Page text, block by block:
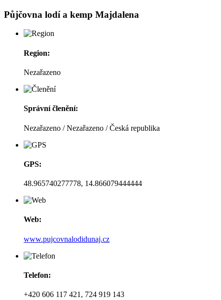
Půjčovna lodí a kemp Majdalena
Region:
Nezařazeno
Správní členění:
Nezařazeno / Nezařazeno / Česká republika
GPS:
48.965740277778, 14.866079444444
Web:
www.pujcovnalodidunaj.cz
Telefon:
+420 606 117 421, 724 919 143